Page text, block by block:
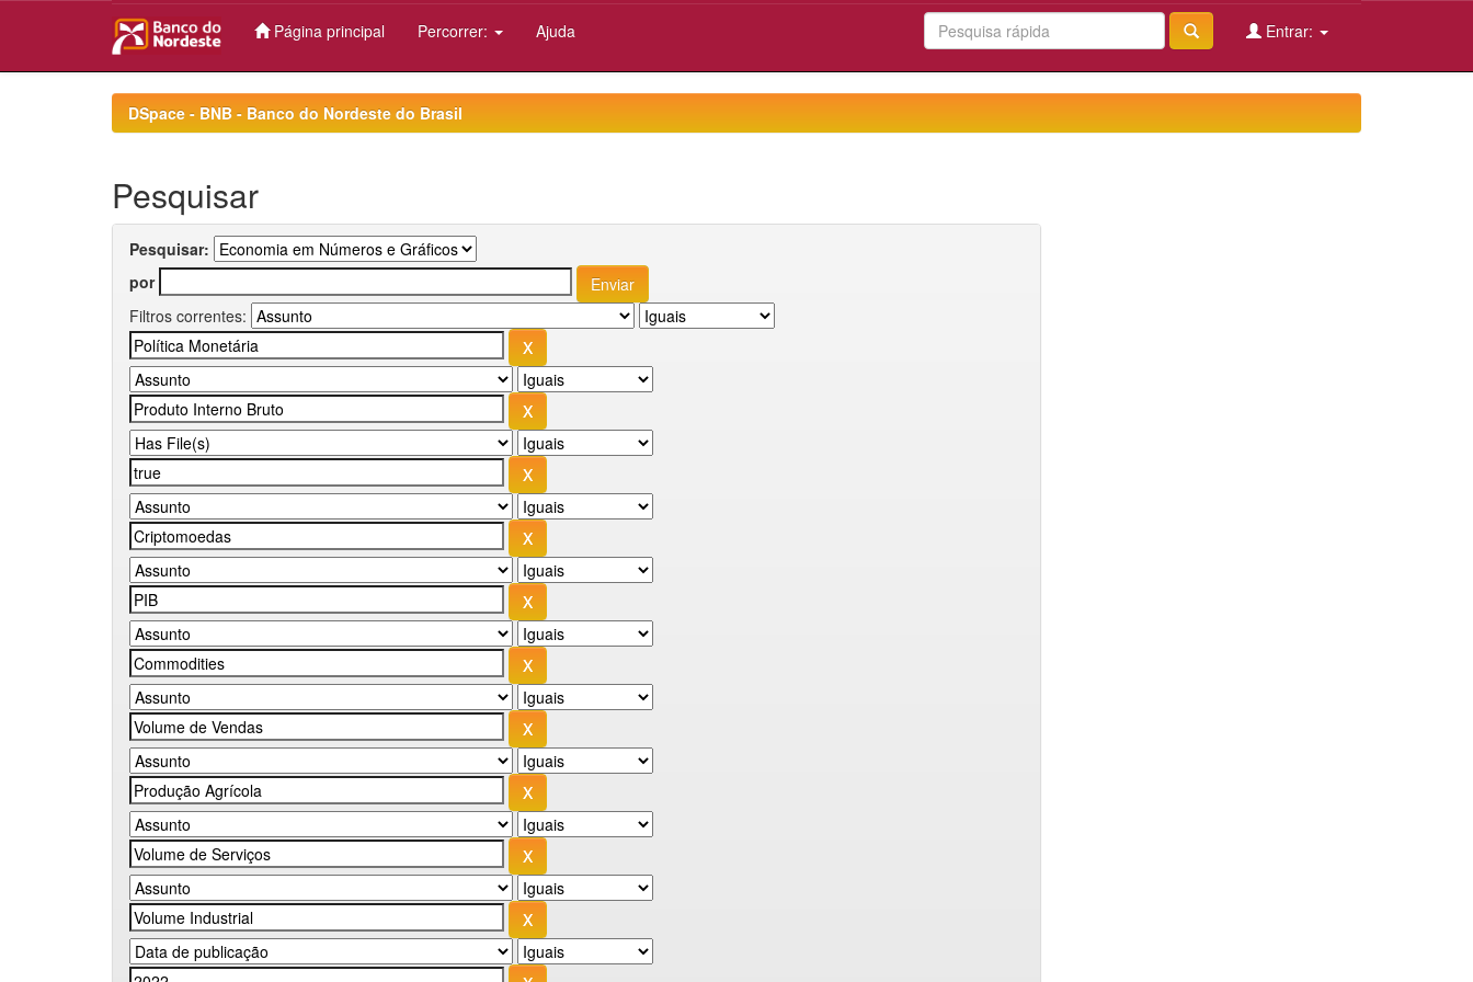
Página principal Percorrer: Ajuda Entrar:
DSpace - BNB - Banco do Nordeste do Brasil
Pesquisar
Pesquisar:
por
Filtros correntes: